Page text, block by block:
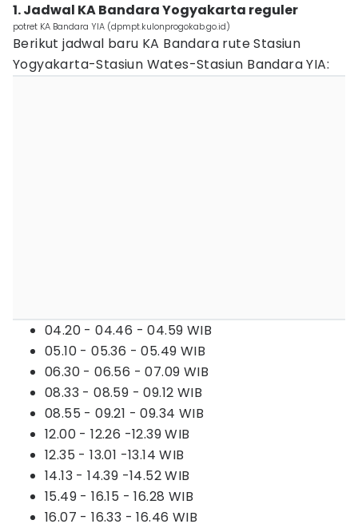
1. Jadwal KA Bandara Yogyakarta reguler
potret KA Bandara YIA (dpmpt.kulonprogokab.go.id)
Berikut jadwal baru KA Bandara rute Stasiun
Yogyakarta-Stasiun Wates-Stasiun Bandara YIA:
04.20 - 04.46 - 04.59 WIB
05.10 - 05.36 - 05.49 WIB
06.30 - 06.56 - 07.09 WIB
08.33 - 08.59 - 09.12 WIB
08.55 - 09.21 - 09.34 WIB
12.00 - 12.26 -12.39 WIB
12.35 - 13.01 -13.14 WIB
14.13 - 14.39 -14.52 WIB
15.49 - 16.15 - 16.28 WIB
16.07 - 16.33 - 16.46 WIB